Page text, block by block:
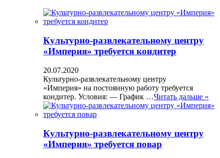
Культурно-развлекательному центру
«Империя» требуется кондитер
20.07.2020
Культурно-развлекательному центру
«Империя» на постоянную работу требуется
кондитер. Условия: — График …Читать дальше »
Культурно-развлекательному центру
«Империя» требуется повар